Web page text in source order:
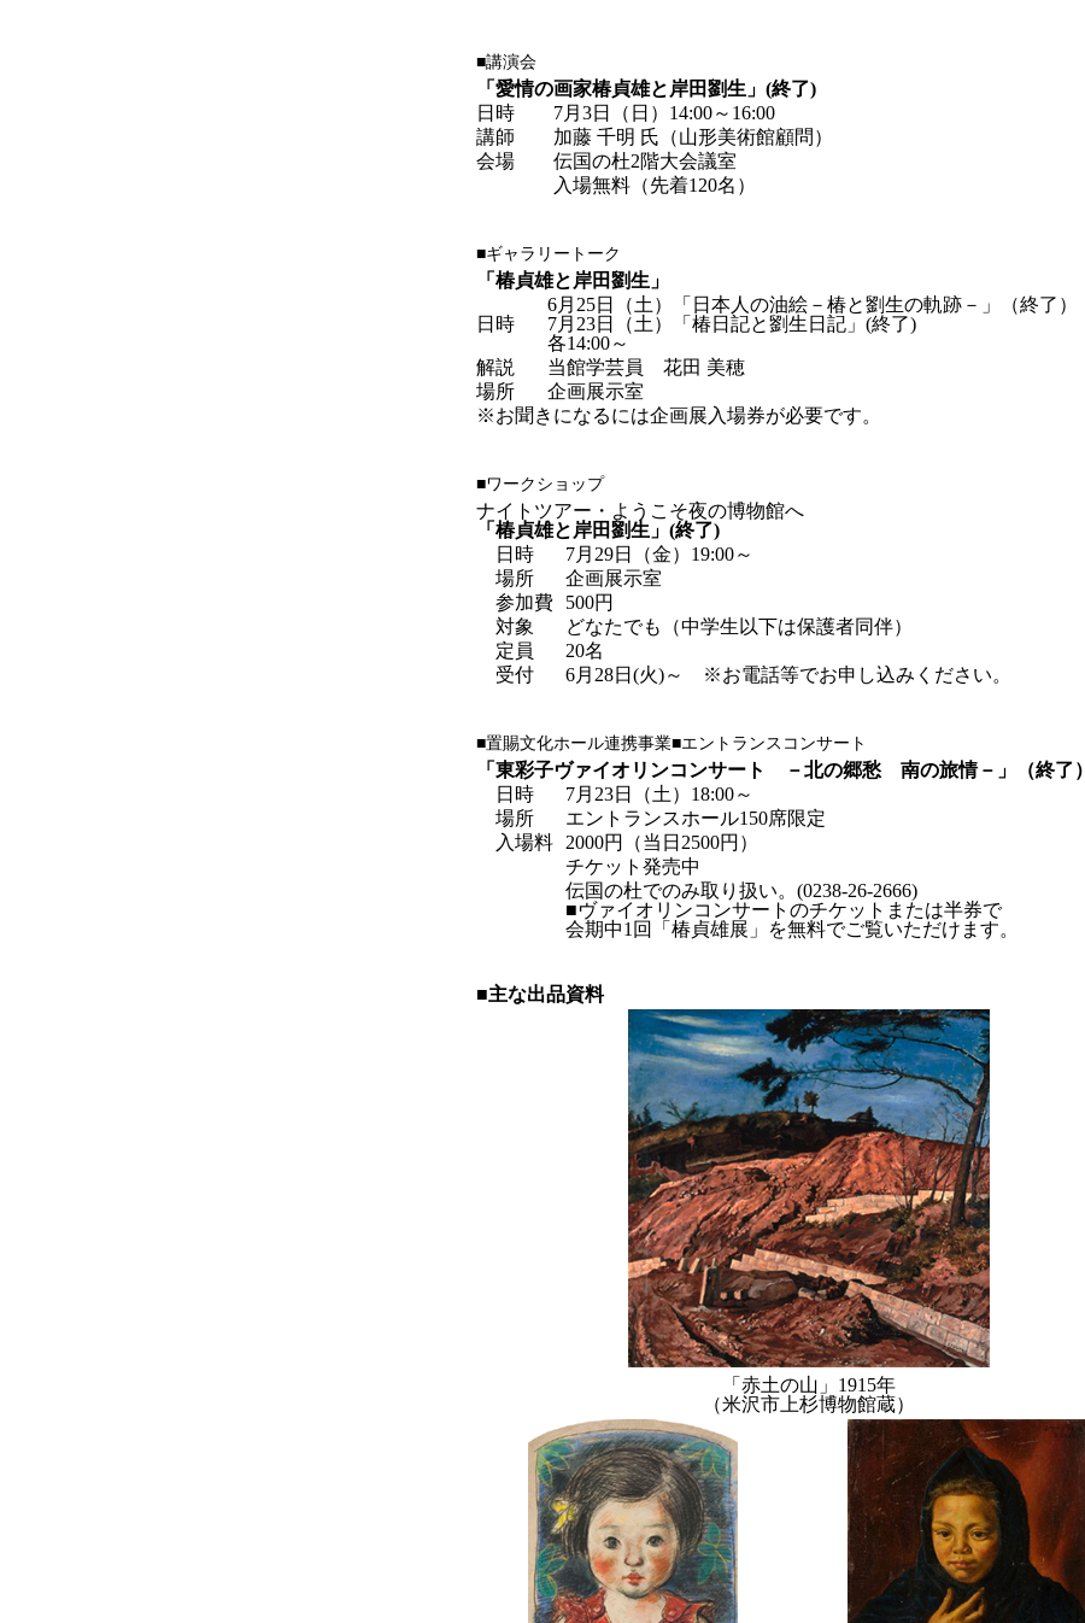
■講演会
「愛情の画家椿貞雄と岸田劉生」(終了)
日時
7月3日（日）14:00～16:00
講師
加藤 千明 氏（山形美術館顧問）
会場
伝国の杜2階大会議室
入場無料（先着120名）
■ギャラリートーク
「椿貞雄と岸田劉生」
日時
6月25日（土）「日本人の油絵－椿と劉生の軌跡－」（終了）
7月23日（土）「椿日記と劉生日記」(終了)
各14:00～
解説
当館学芸員 花田 美穂
場所
企画展示室
※お聞きになるには企画展入場券が必要です。
■ワークショップ
ナイトツアー・ようこそ夜の博物館へ
「椿貞雄と岸田劉生」(終了)
日時
7月29日（金）19:00～
場所
企画展示室
参加費
500円
対象
どなたでも（中学生以下は保護者同伴）
定員
20名
受付
6月28日(火)～ ※お電話等でお申し込みください。
■置賜文化ホール連携事業■エントランスコンサート
「東彩子ヴァイオリンコンサート －北の郷愁 南の旅情－」（終了）
日時
7月23日（土）18:00～
場所
エントランスホール150席限定
入場料
2000円（当日2500円）
チケット発売中
伝国の杜でのみ取り扱い。(0238-26-2666)
■ヴァイオリンコンサートのチケットまたは半券で
会期中1回「椿貞雄展」を無料でご覧いただけます。
■主な出品資料
「赤土の山」1915年
（米沢市上杉博物館蔵）